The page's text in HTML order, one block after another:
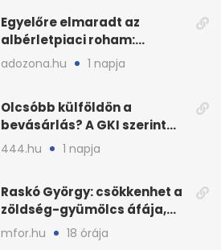
Egyelőre elmaradt az
albérletpiaci roham:
ennyibe kerülnek a kiadó
adozona.hu 1 napja
Olcsóbb külföldön a
bevásárlás? A GKI szerint
zárkózott a magyar árszint
444.hu 1 napja
Raskó György: csökkenhet a
zöldség-gyümölcs áfája,
bajban a kukorica
mfor.hu 18 órája